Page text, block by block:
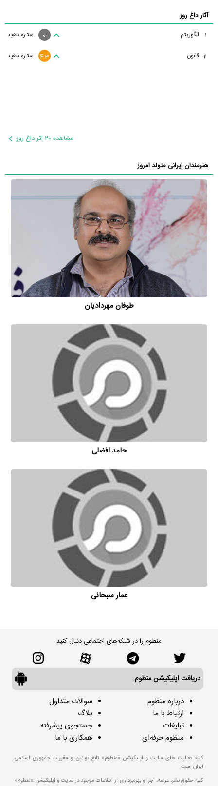
آثار داغ روز
1 الگوریتم ستاره دهید 0
2 قانون ستاره دهید 4.3
مشاهده 20 اثر داغ روز
هنرمندان ایرانی متولد امروز
طوفان مهردادیان
حامد افضلی
عمار سبحانی
منظوم را در شبکه‌های اجتماعی دنبال کنید
دریافت اپلیکیشن منظوم
درباره منظوم
ارتباط با ما
تبلیغات
منظوم حرفه‌ای
سوالات متداول
بلاگ
جستجوی پیشرفته
همکاری با ما
کلیه فعالیت های سایت و اپلیکیشن «منظوم» تابع قوانین و مقررات جمهوری اسلامی
ایران است.
کلیه حقوق نشر، عرضه، اجرا و بهره‌برداری از اطلاعات موجود در سایت و اپلیکیشن «منظوم»